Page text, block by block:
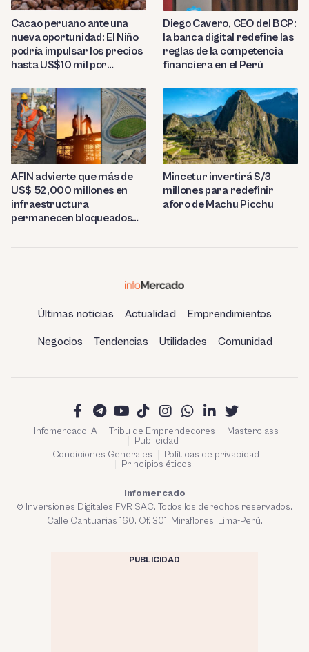
Cacao peruano ante una
nueva oportunidad: El Niño
podría impulsar los precios
hasta US$10 mil por
Diego Cavero, CEO del BCP:
la banca digital redefine las
reglas de la competencia
financiera en el Perú
AFIN advierte que más de
US$ 52,000 millones en
infraestructura
permanecen bloqueados
Mincetur invertirá S/3
millones para redefinir
aforo de Machu Picchu
Últimas noticias Actualidad Emprendimientos
Negocios Tendencias Utilidades Comunidad
Infomercado IA Tribu de Emprendedores
Masterclass
Publicidad
Condiciones Generales
Políticas de privacidad
Principios éticos
Infomercado
© Inversiones Digitales FVR SAC. Todos los derechos reservados.
Calle Cantuarias 160. Of. 301. Miraflores, Lima-Perú.
PUBLICIDAD